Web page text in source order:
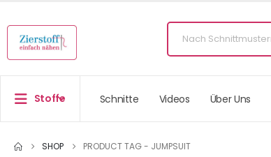
Stoffe Schnitte Videos Über Uns
SHOP PRODUCT TAG - JUMPSUIT